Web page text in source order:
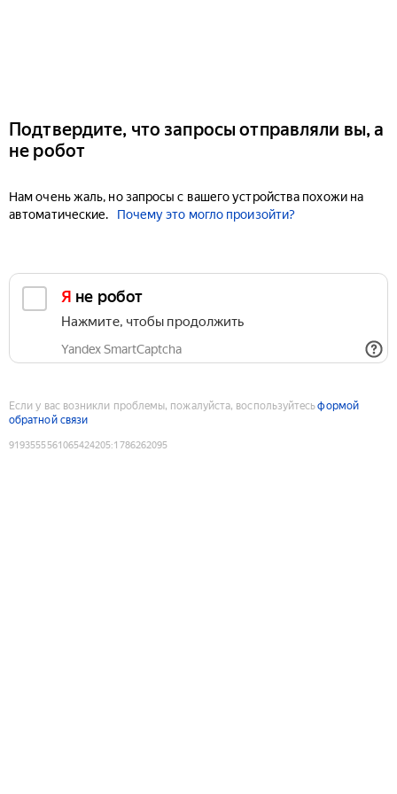
Подтвердите, что запросы отправляли вы, а
не робот
Нам очень жаль, но запросы с вашего устройства похожи на
автоматические.
Почему это могло произойти?
Я не робот
Нажмите, чтобы продолжить
Yandex SmartCaptcha
Если у вас возникли проблемы, пожалуйста, воспользуйтесьформой
обратной связи
9193555561065424205:1786262095